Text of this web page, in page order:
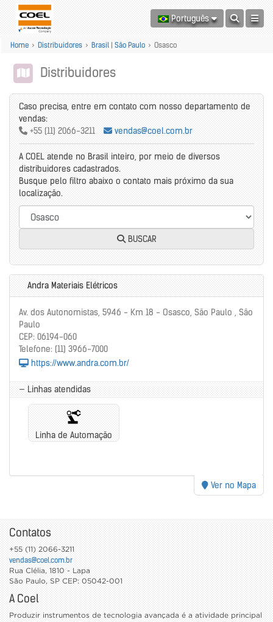
Português
Home > Distribuidores > Brasil | São Paulo > Osasco
Distribuidores
Caso precisa, entre em contato com nosso departamento de
vendas:
+55 (11) 2066-3211
vendas@coel.com.br
A COEL atende no Brasil inteiro, por meio de diversos
distribuidores cadastrados.
Busque pelo filtro abaixo o contato mais próximo da sua
localização.
BUSCAR
Andra Materiais Elétricos
Av. dos Autonomistas, 5946 - Km 18 - Osasco, São Paulo , São
Paulo
CEP: 06194-060
Telefone: (11) 3966-7000
https://www.andra.com.br/
— Linhas atendidas
Linha de Automação
Ver no Mapa
Contatos
+55 (11) 2066-3211
vendas@coel.com.br
Rua Clélia, 1810 - Lapa
São Paulo, SP CEP: 05042-001
A Coel
Produzir instrumentos de tecnologia avançada é a atividade principal